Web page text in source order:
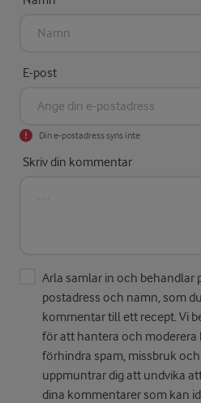
E-post
Din e-postadress syns inte
Skriv din kommentar
Arla samlar in och behandlar
postadress och namn, som
kommentar till ett recept. Vi
för att hantera och
förhindra spam, missbruk
uppmuntrar dig att undvika
dina kommentarer som kan